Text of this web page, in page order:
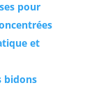
pour
et
bidons